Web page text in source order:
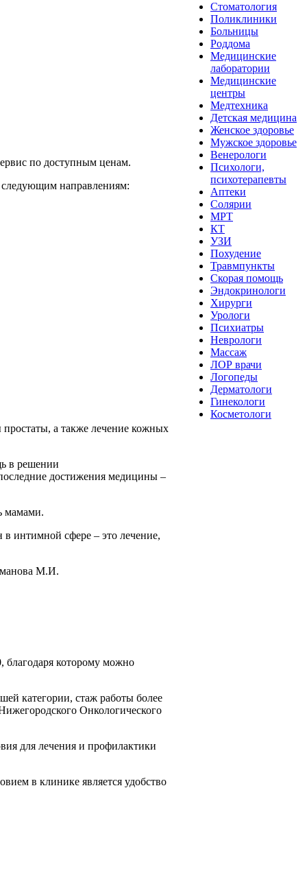
по доступным ценам.
направлениям:
а также лечение кожных
в решении
достижения медицины –
мамами.
интимной сфере – это лечение,
М.И.
благодаря которому можно
категории, стаж работы более
Онкологического
для лечения и профилактики
в клинике является удобство
Стоматология
Поликлиники
Больницы
Роддома
Медицинские
лаборатории
Медицинские
центры
Медтехника
Детская медицина
Женское здоровье
Мужское здоровье
Венерологи
Психологи,
психотерапевты
Аптеки
Солярии
МРТ
КТ
УЗИ
Похудение
Травмпункты
Скорая помощь
Эндокринологи
Хирурги
Урологи
Психиатры
Неврологи
Массаж
ЛОР врачи
Логопеды
Дерматологи
Гинекологи
Косметологи